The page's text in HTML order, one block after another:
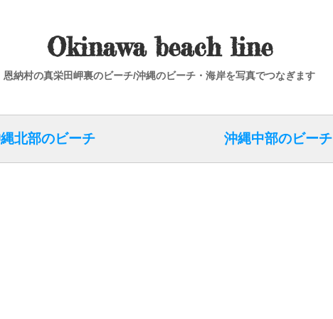
Okinawa beach line
恩納村の真栄田岬裏のビーチ/沖縄のビーチ・海岸を写真でつなぎます
北部のビーチ 沖縄中部のビーチ